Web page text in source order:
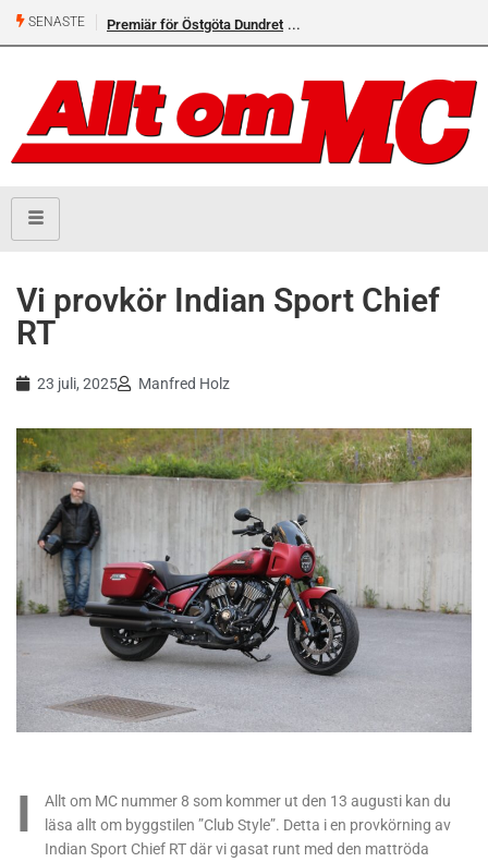
SENASTE Premiär för Östgöta Dundret
Vi provkör Indian Sport Chief
RT
23 juli, 2025 Manfred Holz
I
Allt om MC nummer 8 som kommer ut den 13 augusti kan du
läsa allt om byggstilen ”Club Style”. Detta i en provkörning av
Indian Sport Chief RT där vi gasat runt med den mattröda